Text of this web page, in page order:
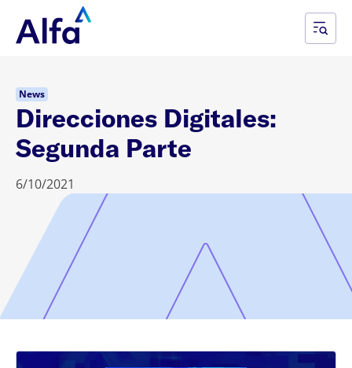
News
Direcciones Digitales:
Segunda Parte
6/10/2021